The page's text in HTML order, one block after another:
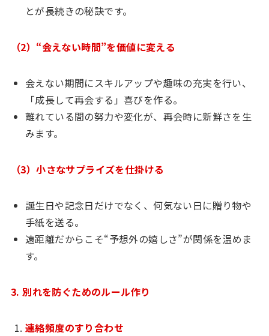
とが長続きの秘訣です。
（2）“会えない時間”を価値に変える
会えない期間にスキルアップや趣味の充実を行い、
「成長して再会する」喜びを作る。
離れている間の努力や変化が、再会時に新鮮さを生
みます。
（3）小さなサプライズを仕掛ける
誕生日や記念日だけでなく、何気ない日に贈り物や
手紙を送る。
遠距離だからこそ“予想外の嬉しさ”が関係を温めま
す。
3. 別れを防ぐためのルール作り
連絡頻度のすり合わせ